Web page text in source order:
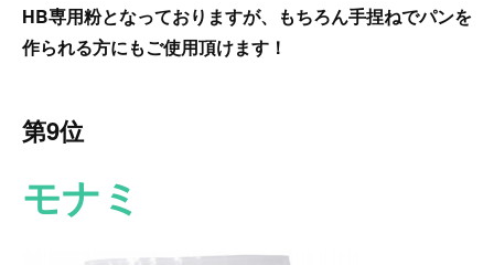
HB専用粉となっておりますが、もちろん手捏ねでパンを
作られる方にもご使用頂けます！
第9位
モナミ